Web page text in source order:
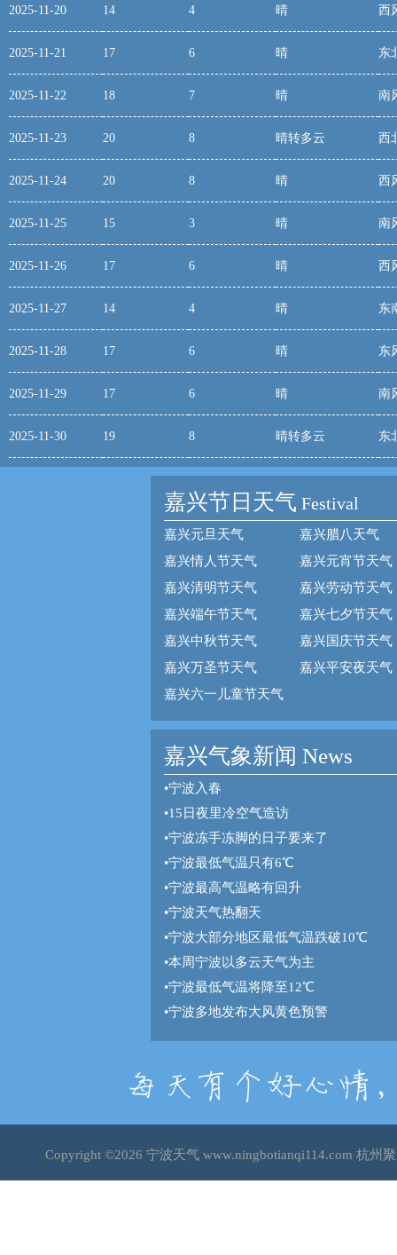
2025-11-20 14 4 晴 西
2025-11-21 17 6 晴 东
2025-11-22 18 7 晴 南
2025-11-23 20 8 晴转多云 西
2025-11-24 20 8 晴 西
2025-11-25 15 3 晴 南
2025-11-26 17 6 晴 西
2025-11-27 14 4 晴 东
2025-11-28 17 6 晴 东
2025-11-29 17 6 晴 南
2025-11-30 19 8 晴转多云 东
嘉兴节日天气 Festival
嘉兴元旦天气
嘉兴腊八天气
嘉兴情人节天气
嘉兴元宵节天气
嘉兴清明节天气
嘉兴劳动节天气
嘉兴端午节天气
嘉兴七夕节天气
嘉兴中秋节天气
嘉兴国庆节天气
嘉兴万圣节天气
嘉兴平安夜天气
嘉兴六一儿童节天气
嘉兴气象新闻 News
•宁波入春
•15日夜里冷空气造访
•宁波冻手冻脚的日子要来了
•宁波最低气温只有6℃
•宁波最高气温略有回升
•宁波天气热翻天
•宁波大部分地区最低气温跌破10℃
•本周宁波以多云天气为主
•宁波最低气温将降至12℃
•宁波多地发布大风黄色预警
Copyright ©2026 宁波天气 www.ningbotianqi114.com 杭州